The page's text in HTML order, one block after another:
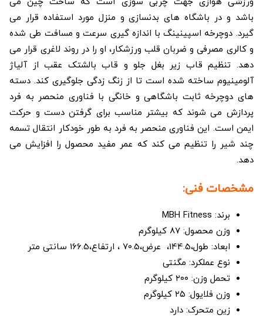
باشد و در باشگاه های بدنسازی و منزل مورد استفاده قرار می
گیرد. دوچرخه اسپینینگ با اندازه گیری سرعت و مسافت طی شده
و کالری مصرفی و ضربان قلب ورزشکار، او را در روند لاغری قرار می
دهد. تنظیم قاب زیر بغل جلو و قاب بالشتک عقب از آلیاژ
آلومینیوم ساخته شده است تا از زنگ زدگی جلوگیری کند. دسته
های دوچرخه ثابت باشگاهی و خانگی با فناوری منحصر به فرد
پردازش می شوند که بیشتر مناسب برای گرفتن دست و حرکت
ایمن است. این فناوری منحصر به فرد به طور خودکار انتقال تسمه
چند شیر را تنظیم می کند که عمر مفید محصول را افزایش می
دهد.
مشخصات فنی:
برند: MBH Fitness
وزن محصول: 87 کیلوگرم
ابعاد: طول،144.5، عرض،70.5 ، ارتفاع،166.5 سانتی متر
نوع عملکرد: مگنتی
تحمل وزن: ۲۰۰ کیلوگرم
وزن فلایول: ۲۵ کیلوگرم
زین متحرک: دارد